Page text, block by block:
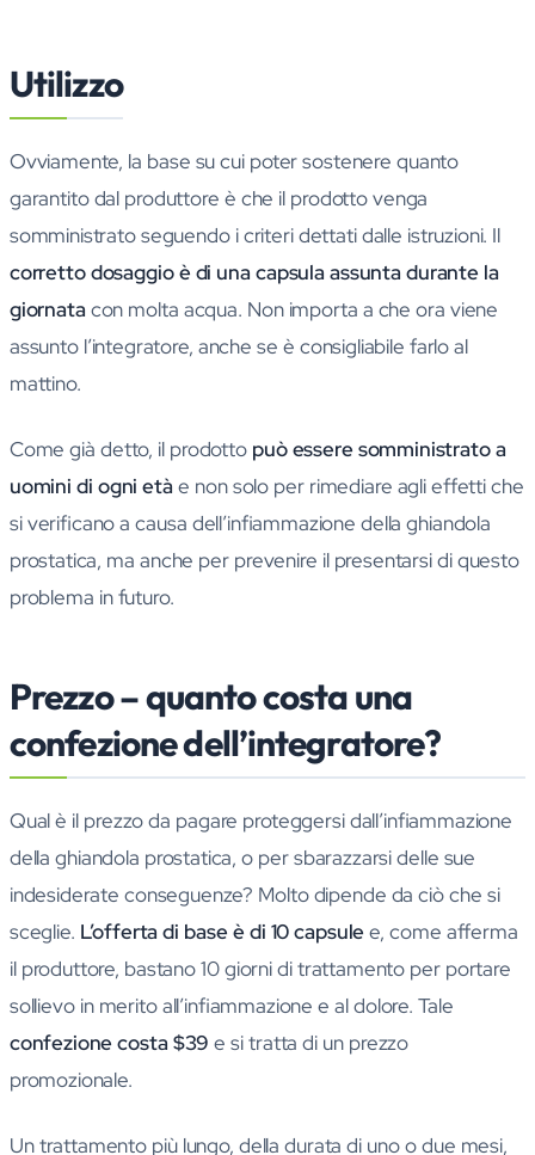
Utilizzo
Ovviamente, la base su cui poter sostenere quanto
garantito dal produttore è che il prodotto venga
somministrato seguendo i criteri dettati dalle istruzioni. Il
corretto dosaggio è di una capsula assunta durante la
giornata con molta acqua. Non importa a che ora viene
assunto l’integratore, anche se è consigliabile farlo al
mattino.
Come già detto, il prodotto può essere somministrato a
uomini di ogni etàe non solo per rimediare agli effetti che
si verificano a causa dell’infiammazione della ghiandola
prostatica, ma anche per prevenire il presentarsi di questo
problema in futuro.
Prezzo – quanto costa una
confezione dell’integratore?
Qual è il prezzo da pagare proteggersi dall’infiammazione
della ghiandola prostatica, o per sbarazzarsi delle sue
indesiderate conseguenze? Molto dipende da ciò che si
sceglie. L’offerta di base è di 10 capsulee, come afferma
il produttore, bastano 10 giorni di trattamento per portare
sollievo in merito all’infiammazione e al dolore. Tale
confezione costa $39e si tratta di un prezzo
promozionale.
Un trattamento più lungo, della durata di uno o due mesi,